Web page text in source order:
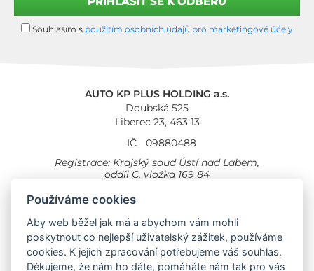
Souhlasím s použitím osobních údajů pro marketingové účely
AUTO KP PLUS HOLDING a.s.
Doubská 525
Liberec 23, 463 13
IČ
09880488
Registrace: Krajský soud Ústí nad Labem,
oddíl C, vložka 169 84
Cookies Všeobecné obchodní podmínky
Provozovna Toyota
Londýnská 558
Liberec, 460 01
Provozovna Toyota Professional
Používáme cookies
Aby web běžel jak má a abychom vám mohli
poskytnout co nejlepší uživatelský zážitek, používáme
cookies. K jejich zpracování potřebujeme váš souhlas.
Děkujeme, že nám ho dáte, pomáháte nám tak pro vás